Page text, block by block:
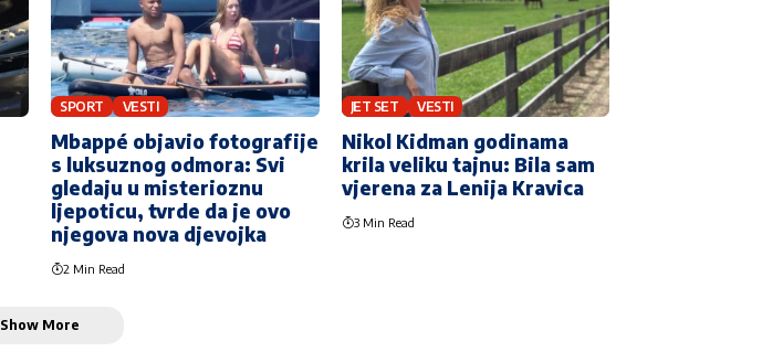
SPORT VESTI
Mbappé objavio fotografije
s luksuznog odmora: Svi
gledaju u misterioznu
ljepoticu, tvrde da je ovo
njegova nova djevojka
2 Min Read
JET SET VESTI
Nikol Kidman godinama
krila veliku tajnu: Bila sam
vjerena za Lenija Kravica
3 Min Read
Show More